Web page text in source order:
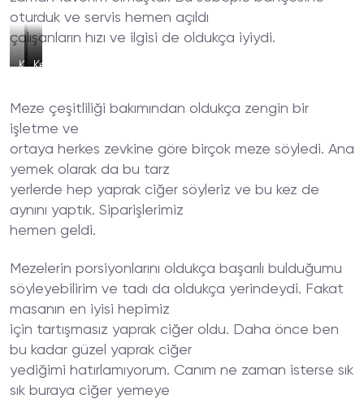
oturduk ve servis hemen açıldı
çalışanların hızı ve ilgisi de oldukça iyiydi.
KuzuIzgara
Kebap
Meze çeşitliliği bakımından oldukça zengin bir
işletme ve
ortaya herkes zevkine göre birçok meze söyledi. Ana
yemek olarak da bu tarz
yerlerde hep yaprak ciğer söyleriz ve bu kez de
aynını yaptık. Siparişlerimiz
hemen geldi.
Mezelerin porsiyonlarını oldukça başarılı bulduğumu
söyleyebilirim ve tadı da oldukça yerindeydi. Fakat
masanın en iyisi hepimiz
için tartışmasız yaprak ciğer oldu. Daha önce ben
bu kadar güzel yaprak ciğer
yediğimi hatırlamıyorum. Canım ne zaman isterse sık
sık buraya ciğer yemeye